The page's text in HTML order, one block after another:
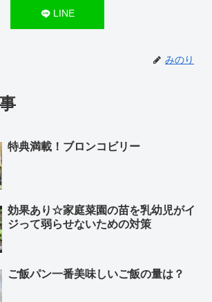
LINE
みのり
特典満載！ブロンコビリー
効果あり☆家庭菜園の苗を乳幼児がイ
ジって弱らせないための対策
ご飯パン一番美味しいご飯の量は？